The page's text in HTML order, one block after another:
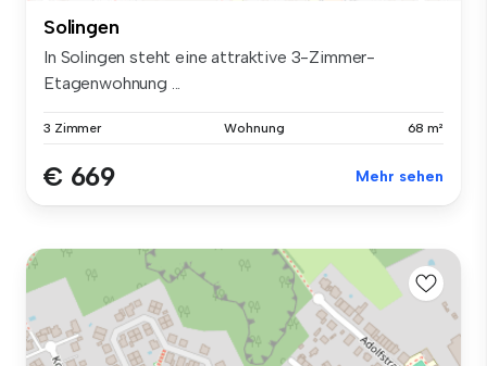
Solingen
In Solingen steht eine attraktive 3-Zimmer-
Etagenwohnung ...
3 Zimmer Wohnung 68 m²
€ 669 Mehr sehen